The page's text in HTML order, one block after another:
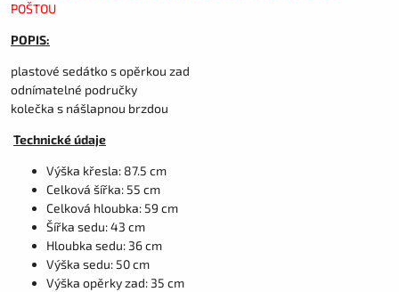
POŠTOU
POPIS:
plastové sedátko s opěrkou zad
odnímatelné područky
kolečka s nášlapnou brzdou
Technické údaje
Výška křesla: 87.5 cm
Celková šířka: 55 cm
Celková hloubka: 59 cm
Šířka sedu: 43 cm
Hloubka sedu: 36 cm
Výška sedu: 50 cm
Výška opěrky zad: 35 cm